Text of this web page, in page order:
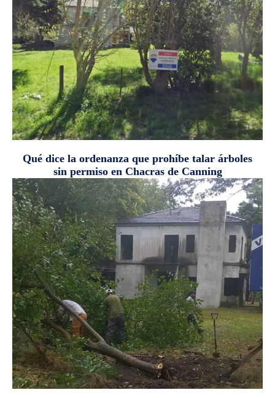
Qué dice la ordenanza que prohíbe talar árboles
sin permiso en Chacras de Canning